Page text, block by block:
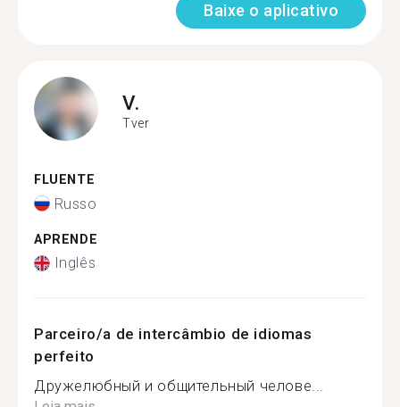
Baixe o aplicativo
V.
Tver
FLUENTE
Russo
APRENDE
Inglês
Parceiro/a de intercâmbio de idiomas
perfeito
Дружелюбный и общительный челове...